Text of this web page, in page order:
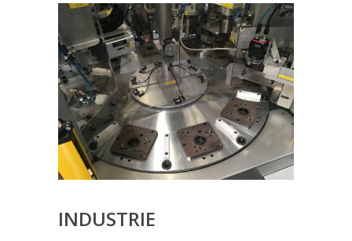
INDUSTRIE